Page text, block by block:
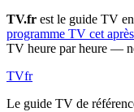
TV.fr est le guide TV
programme TV cet
TV heure par heure —
TVfr
Le guide TV de